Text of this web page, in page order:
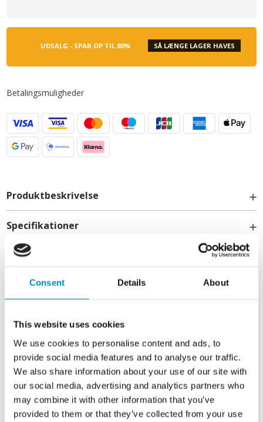
Consent Details About
This website uses cookies
We use cookies to personalise content and ads, to
provide social media features and to analyse our traffic.
We also share information about your use of our site with
our social media, advertising and analytics partners who
may combine it with other information that you’ve
provided to them or that they’ve collected from your use
UDSALG - SPAR OP TIL 80% SÅ LÆNGE LAGER HAVES
Betalingsmuligheder
Produktbeskrivelse
Specifikationer
Levering
Kontakt
info@billigskabe.dk